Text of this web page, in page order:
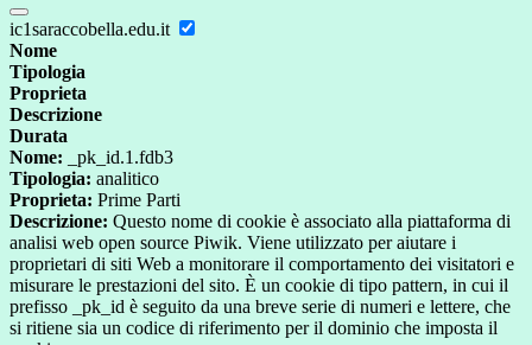
ic1saraccobella.edu.it
Nome
Tipologia
Proprieta
Descrizione
Durata
Nome: _pk_id.1.fdb3
Tipologia: analitico
Proprieta: Prime Parti
Descrizione: Questo nome di cookie è associato alla piattaforma di
analisi web open source Piwik. Viene utilizzato per aiutare i
proprietari di siti Web a monitorare il comportamento dei visitatori e
misurare le prestazioni del sito. È un cookie di tipo pattern, in cui il
prefisso _pk_id è seguito da una breve serie di numeri e lettere, che
si ritiene sia un codice di riferimento per il dominio che imposta il